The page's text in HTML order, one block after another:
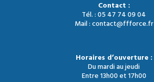
Contact :
Tél. : 05 47 74 09 04
Mail : contact@ffforce.fr
Horaires d’ouverture :
Du mardi au jeudi
Entre 13h00 et 17h00